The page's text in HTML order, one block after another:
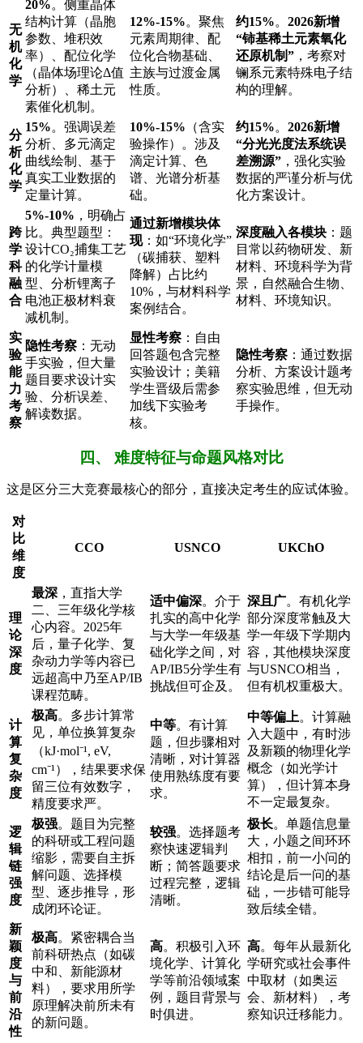
无
机
化
学
20%。侧重晶体
结构计算（晶胞
参数、堆积效
率）、配位化学
（晶体场理论Δ值
分析）、稀土元
素催化机制。
12%-15%。聚焦
元素周期律、配
位化合物基础、
主族与过渡金属
性质。
约15%。 2026新增
“铈基稀土元素氧化
还原机制” ，考察对
镧系元素特殊电子结
构的理解。
分
析
化
学
15%。强调误差
分析、多元滴定
曲线绘制、基于
真实工业数据的
定量计算。
10%-15% （含实
验操作）。涉及
滴定计算、色
谱、光谱分析基
础。
约15%。 2026新增
“分光光度法系统误
差溯源” ，强化实验
数据的严谨分析与优
化方案设计。
跨
学
科
融
合
5%-10% ，明确占
比。典型题型：
设计CO₂捕集工艺
的化学计量模
型、分析锂离子
电池正极材料衰
减机制。
通过新增模块体
现：如“环境化学”
（碳捕获、塑料
降解）占比约
10%，与材料科学
案例结合。
深度融入各模块 ：题
目常以药物研发、新
材料、环境科学为背
景，自然融合生物、
材料、环境知识。
实
验
能
力
考
察
隐性考察 ：无动
手实验，但大量
题目要求设计实
验、分析误差、
解读数据。
显性考察 ：自由
回答题包含完整
实验设计；美籍
学生晋级后需参
加线下实验考
核。
隐性考察 ：通过数据
分析、方案设计题考
察实验思维，但无动
手操作。
四、 难度特征与命题风格对比
这是区分三大竞赛最核心的部分，直接决定考生的应试体验。
对
比
维
度
CCO USNCO UKChO
理
论
深
度
最深 ，直指大学
二、三年级化学核
心内容。2025年
后，量子化学、复
杂动力学等内容已
远超高中乃至AP/IB
课程范畴。
适中偏深。介于
扎实的高中化学
与大学一年级基
础化学之间，对
AP/IB5分学生有
挑战但可企及。
深且广。有机化学
部分深度常触及大
学一年级下学期内
容，其他模块深度
与USNCO相当，
但有机权重极大。
计
算
复
杂
度
极高。多步计算常
见，单位换算复杂
（kJ·mol⁻¹, eV,
cm⁻¹），结果要求保
留三位有效数字，
精度要求严。
中等。有计算
题，但步骤相对
清晰，对计算器
使用熟练度有要
求。
中等偏上。计算融
入大题中，有时涉
及新颖的物理化学
概念（如光学计
算），但计算本身
不一定最复杂。
逻
辑
链
强
度
极强。题目为完整
的科研或工程问题
缩影，需要自主拆
解问题、选择模
型、逐步推导，形
成闭环论证。
较强。选择题考
察快速逻辑判
断；简答题要求
过程完整，逻辑
清晰。
极长。单题信息量
大，小题之间环环
相扣，前一小问的
结论是后一问的基
础，一步错可能导
致后续全错。
新
颖
度
与
前
沿
性
极高。紧密耦合当
前科研热点（如碳
中和、新能源材
料），要求用所学
原理解决前所未有
的新问题。
高。积极引入环
境化学、计算化
学等前沿领域案
例，题目背景与
时俱进。
高。每年从最新化
学研究或社会事件
中取材（如奥运
会、新材料），考
察知识迁移能力。